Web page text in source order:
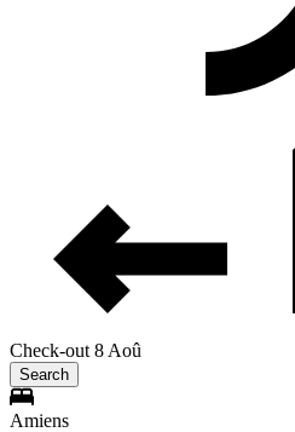
Check-out 8 Aoû
Search
Amiens